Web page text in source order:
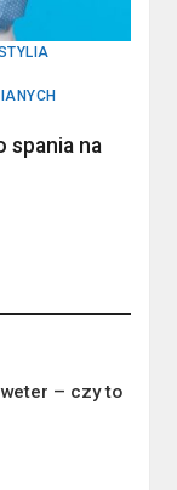
spania na
– czy to